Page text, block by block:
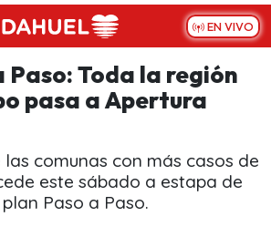
EN VIVO
Paso: Toda la región
pasa a Apertura
las comunas con más casos de
este sábado a estapa de
Paso a Paso.